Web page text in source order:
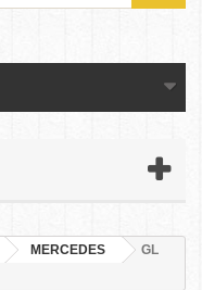
MERCEDES
GL